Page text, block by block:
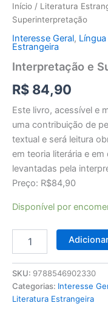
Início / Literatura
Superinterpretação
Interesse Geral,
Estrangeira
Interpretação e
R$ 84,90
Este livro, acessível e
uma contribuição de
textual e será leitura
em teoria literária e
levantadas pela
Preço: R$84,90
Disponível por
SKU: 9788546902330
Categorias: Interesse
Literatura Estrangeira